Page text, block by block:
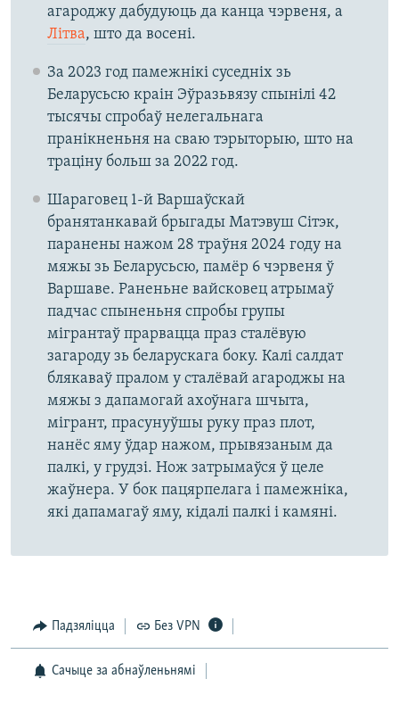
агароджу дабудуюць да канца чэрвеня, а
Літва, што да восені.
За 2023 год памежнікі суседніх зь
Беларусьсю краін Эўразьвязу спынілі 42
тысячы спробаў нелегальнага
пранікненьня на сваю тэрыторыю, што на
траціну больш за 2022 год.
Шараговец 1-й Варшаўскай
бранятанкавай брыгады Матэвуш Сітэк,
паранены нажом 28 траўня 2024 году на
мяжы зь Беларусьсю, памёр 6 чэрвеня ў
Варшаве. Раненьне вайсковец атрымаў
падчас спыненьня спробы групы
мігрантаў прарвацца праз сталёвую
загароду зь беларускага боку. Калі салдат
блякаваў пралом у сталёвай агароджы на
мяжы з дапамогай ахоўнага шчыта,
мігрант, прасунуўшы руку праз плот,
нанёс яму ўдар нажом, прывязаным да
палкі, у грудзі. Нож затрымаўся ў целе
жаўнера. У бок пацярпелага і памежніка,
які дапамагаў яму, кідалі палкі і камяні.
Падзяліцца Без VPN
Сачыце за абнаўленьнямі